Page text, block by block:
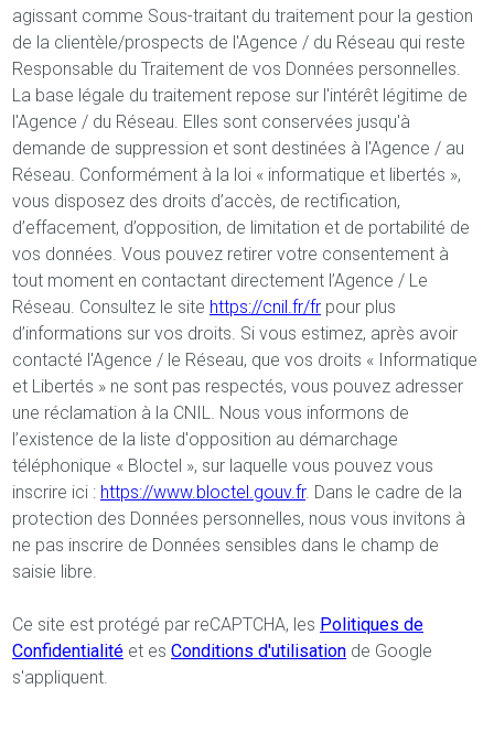
agissant comme Sous-traitant du traitement pour la gestion
de la clientèle/prospects de l'Agence / du Réseau qui reste
Responsable du Traitement de vos Données personnelles.
La base légale du traitement repose sur l'intérêt légitime de
l'Agence / du Réseau. Elles sont conservées jusqu'à
demande de suppression et sont destinées à l'Agence / au
Réseau. Conformément à la loi « informatique et libertés »,
vous disposez des droits d’accès, de rectification,
d’effacement, d’opposition, de limitation et de portabilité de
vos données. Vous pouvez retirer votre consentement à
tout moment en contactant directement l’Agence / Le
Réseau. Consultez le site https://cnil.fr/fr pour plus
d’informations sur vos droits. Si vous estimez, après avoir
contacté l'Agence / le Réseau, que vos droits « Informatique
et Libertés » ne sont pas respectés, vous pouvez adresser
une réclamation à la CNIL. Nous vous informons de
l’existence de la liste d'opposition au démarchage
téléphonique « Bloctel », sur laquelle vous pouvez vous
inscrire ici : https://www.bloctel.gouv.fr. Dans le cadre de la
protection des Données personnelles, nous vous invitons à
ne pas inscrire de Données sensibles dans le champ de
saisie libre.
Ce site est protégé par reCAPTCHA, les Politiques de
Confidentialité et es Conditions d'utilisation de Google
s'appliquent.